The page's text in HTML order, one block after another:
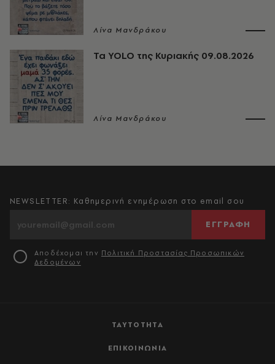
Λίνα Μανδράκου
Τα YOLO της Κυριακής 09.08.2026
Λίνα Μανδράκου
ΤΑΥΤΟΤΗΤΑ
ΕΠΙΚΟΙΝΩΝΙΑ
NEWSLETTER: Καθημερινή ενημέρωση στο email σου
ΕΓΓΡΑΦΗ
Αποδέχομαι την Πολιτική Προστασίας Προσωπικών
Δεδομένων